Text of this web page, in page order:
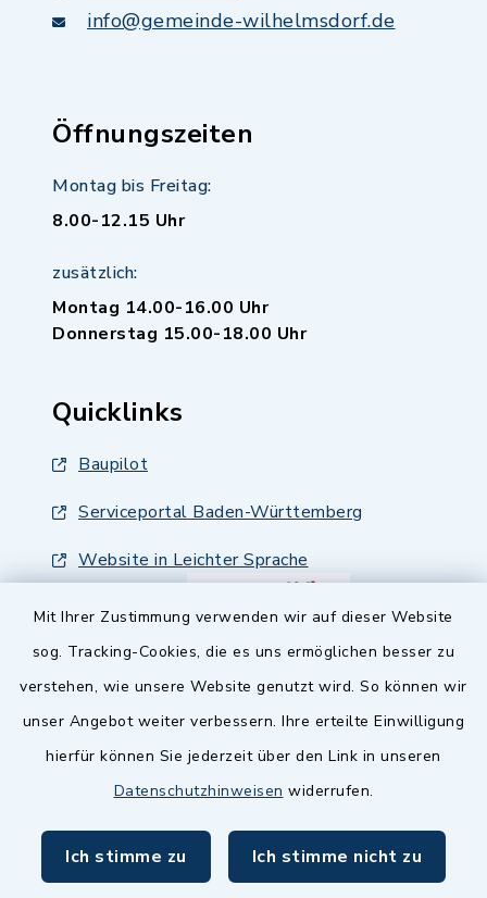
Mit Ihrer Zustimmung verwenden wir auf dieser Website
sog. Tracking-Cookies, die es uns ermöglichen besser zu
verstehen, wie unsere Website genutzt wird. So können wir
unser Angebot weiter verbessern. Ihre erteilte Einwilligung
hierfür können Sie jederzeit über den Link in unseren
Datenschutzhinweisen widerrufen.
Ich stimme zu Ich stimme nicht zu
info@gemeinde-wilhelmsdorf.de
Öffnungszeiten
Montag bis Freitag:
8.00-12.15 Uhr
zusätzlich:
Montag 14.00-16.00 Uhr
Donnerstag 15.00-18.00 Uhr
Quicklinks
Baupilot
Serviceportal Baden-Württemberg
Website in Leichter Sprache
Kontakt